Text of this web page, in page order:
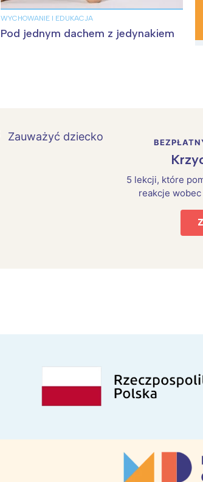
WYCHOWANIE I EDUKACJA
Pod jednym dachem z jedynakiem
5 lekcji, które
reakcje